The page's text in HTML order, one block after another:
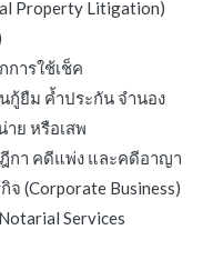
Property Litigation)
การใช้เช็ค
กู้ยืม ค้ำประกัน จำนอง
ย หรือเสพ
กา คดีแพ่ง และคดีอาญา
(Corporate Business)
Services